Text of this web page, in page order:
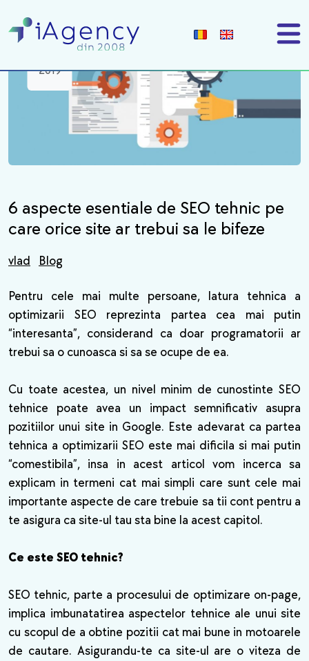
28
2019
6 aspecte esentiale de SEO tehnic pe
care orice site ar trebui sa le bifeze
vlad Blog
Pentru cele mai multe persoane, latura tehnica a
optimizarii SEO reprezinta partea cea mai putin
“interesanta”, considerand ca doar programatorii ar
trebui sa o cunoasca si sa se ocupe de ea.
Cu toate acestea, un nivel minim de cunostinte SEO
tehnice poate avea un impact semnificativ asupra
pozitiilor unui site in Google. Este adevarat ca partea
tehnica a optimizarii SEO este mai dificila si mai putin
“comestibila”, insa in acest articol vom incerca sa
explicam in termeni cat mai simpli care sunt cele mai
importante aspecte de care trebuie sa tii cont pentru a
te asigura ca site-ul tau sta bine la acest capitol.
Ce este SEO tehnic?
SEO tehnic, parte a procesului de optimizare on-page,
implica imbunatatirea aspectelor tehnice ale unui site
cu scopul de a obtine pozitii cat mai bune in motoarele
de cautare. Asigurandu-te ca site-ul are o viteza de